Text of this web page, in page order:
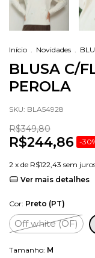
Início Novidades
BLUSA C/
PEROLA
SKU: BLA54928
R$349,80
R$244,86 -30
2 x de R$122,43 sem
Ver mais detalhes
Cor: Preto (PT)
Off white (OF)
Tamanho: M